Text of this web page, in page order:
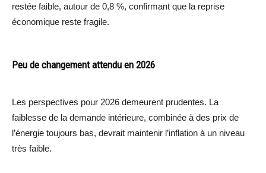
restée faible, autour de 0,8 %, confirmant que la reprise
économique reste fragile.
Peu de changement attendu en 2026
Les perspectives pour 2026 demeurent prudentes. La
faiblesse de la demande intérieure, combinée à des prix de
l’énergie toujours bas, devrait maintenir l’inflation à un niveau
très faible.